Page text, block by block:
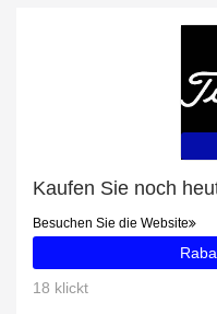
Besuchen Sie die Website
18 klickt